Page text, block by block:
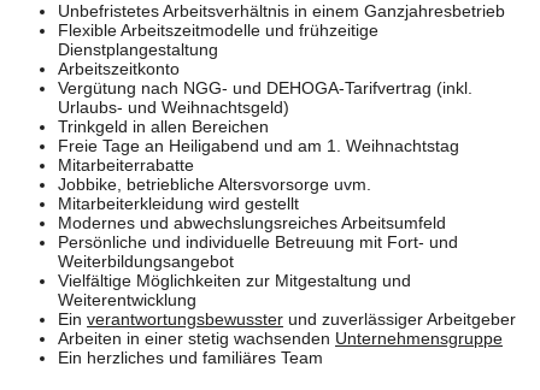
Unbefristetes Arbeitsverhältnis in einem Ganzjahresbetrieb
Flexible Arbeitszeitmodelle und frühzeitige
Dienstplangestaltung
Arbeitszeitkonto
Vergütung nach NGG- und DEHOGA-Tarifvertrag (inkl.
Urlaubs- und Weihnachtsgeld)
Trinkgeld in allen Bereichen
Freie Tage an Heiligabend und am 1. Weihnachtstag
Mitarbeiterrabatte
Jobbike, betriebliche Altersvorsorge uvm.
Mitarbeiterkleidung wird gestellt
Modernes und abwechslungsreiches Arbeitsumfeld
Persönliche und individuelle Betreuung mit Fort- und
Weiterbildungsangebot
Vielfältige Möglichkeiten zur Mitgestaltung und
Weiterentwicklung
Ein verantwortungsbewusster und zuverlässiger Arbeitgeber
Arbeiten in einer stetig wachsenden Unternehmensgruppe
Ein herzliches und familiäres Team